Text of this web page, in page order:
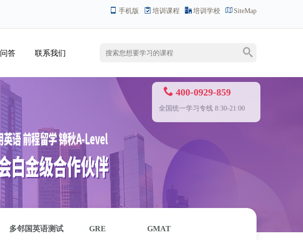
手机版 培训课程 培训学校
SiteMap
问答 联系我们
400-0929-859
全国统一学习专线 8:30-21:00
多邻国英语测试 GRE GMAT